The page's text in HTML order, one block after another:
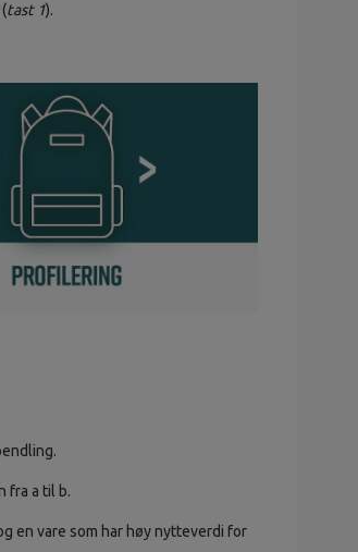
tast 1).
fra a til b.
en vare som har høy nytteverdi for